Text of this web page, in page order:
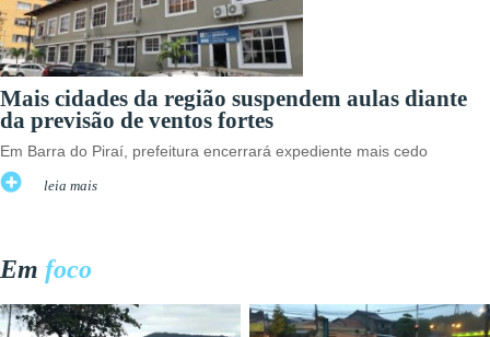
Mais cidades da região suspendem aulas diante
da previsão de ventos fortes
Em Barra do Piraí, prefeitura encerrará expediente mais cedo
leia mais
Em foco